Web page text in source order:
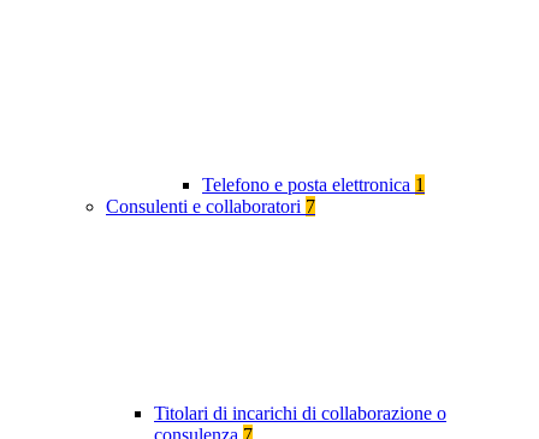
Telefono e posta elettronica 1
Consulenti e collaboratori 7
Titolari di incarichi di collaborazione o